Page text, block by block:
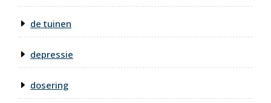
de tuinen
depressie
dosering